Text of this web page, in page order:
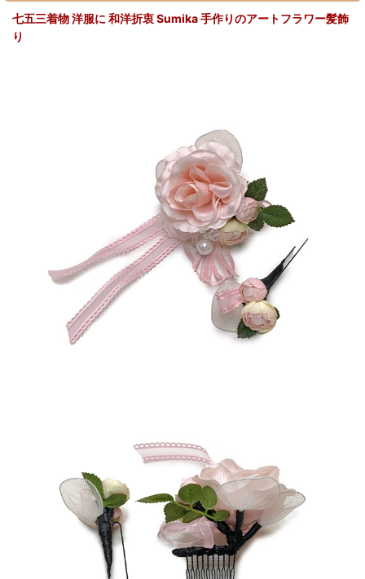
七五三着物 洋服に 和洋折衷 Sumika 手作りのアートフラワー髪飾
り